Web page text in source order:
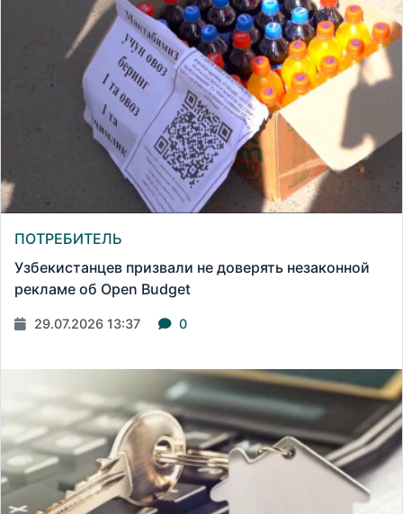
ПОТРЕБИТЕЛЬ
Узбекистанцев призвали не доверять незаконной
рекламе об Open Budget
29.07.2026 13:37 0